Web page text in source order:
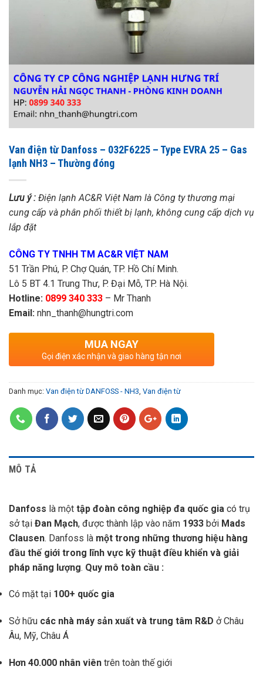
Van điện từ Danfoss – 032F6225 – Type EVRA 25 – Gas
lạnh NH3 – Thường đóng
Lưu ý : Điện lạnh AC&R Việt Nam là Công ty thương mại
cung cấp và phân phối thiết bị lạnh, không cung cấp dịch vụ
lắp đặt
CÔNG TY TNHH TM AC&R VIỆT NAM
51 Trần Phú, P. Chợ Quán, TP. Hồ Chí Minh.
Lô 5 BT 4.1 Trung Thư, P. Đại Mỗ, TP. Hà Nội.
Hotline: 0899 340 333 – Mr Thanh
Email: nhn_thanh@hungtri.com
MUA NGAY
Gọi điện xác nhận và giao hàng tận nơi
Danh mục: Van điện từ DANFOSS - NH3 Van điện từ
MÔ TẢ
Danfoss là một tập đoàn công nghiệp đa quốc gia có trụ
sở tại Đan Mạch, được thành lập vào năm 1933 bởi Mads
Clausen. Danfoss là một trong những thương hiệu hàng
đầu thế giới trong lĩnh vực kỹ thuật điều khiển và giải
pháp năng lượng. Quy mô toàn cầu :
Có mặt tại 100+ quốc gia
Sở hữu các nhà máy sản xuất và trung tâm R&D ở Châu
Âu, Mỹ, Châu Á
Hơn 40.000 nhân viên trên toàn thế giới